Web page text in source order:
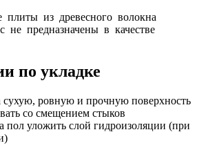
плиты из древесного волокна
предназначены в качестве
по укладке
сухую, ровную и прочную поверхность
со смещением стыков
пол уложить слой гидроизоляции (при